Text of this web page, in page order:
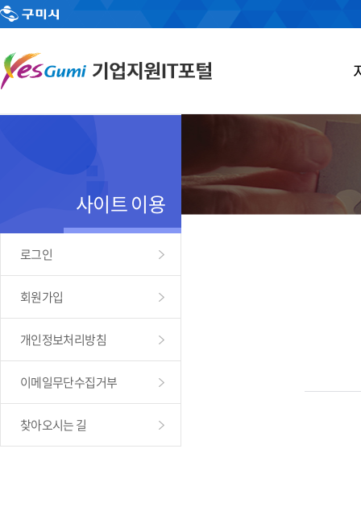
사이트 이용
로그인
회원가입
개인정보처리방침
이메일무단수집거부
찾아오시는 길